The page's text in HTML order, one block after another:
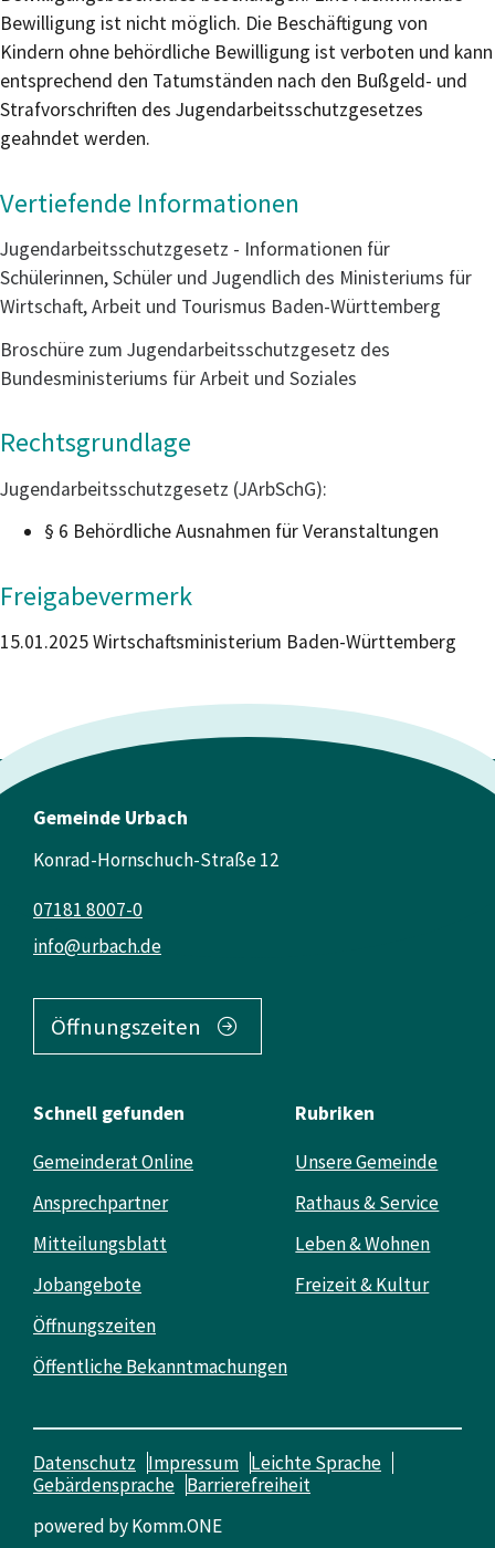
Bewilligung ist nicht möglich. Die Beschäftigung von
Kindern ohne behördliche Bewilligung ist verboten und kann
entsprechend den Tatumständen nach den Bußgeld- und
Strafvorschriften des Jugendarbeitsschutzgesetzes
geahndet werden.
Vertiefende Informationen
Jugendarbeitsschutzgesetz - Informationen für
Schülerinnen, Schüler und Jugendlich des Ministeriums für
Wirtschaft, Arbeit und Tourismus Baden-Württemberg
Broschüre zum Jugendarbeitsschutzgesetz des
Bundesministeriums für Arbeit und Soziales
Rechtsgrundlage
Jugendarbeitsschutzgesetz (JArbSchG):
§ 6 Behördliche Ausnahmen für Veranstaltungen
Freigabevermerk
15.01.2025 Wirtschaftsministerium Baden-Württemberg
Gemeinde Urbach
Konrad-Hornschuch-Straße 12
info@urbach.de
07181 8007-0
Öffnungszeiten
Schnell gefunden
Gemeinderat Online
Ansprechpartner
Mitteilungsblatt
Jobangebote
Öffnungszeiten
Öffentliche Bekanntmachungen
Rubriken
Unsere Gemeinde
Rathaus & Service
Leben & Wohnen
Freizeit & Kultur
Datenschutz Impressum Leichte Sprache
Gebärdensprache Barrierefreiheit
powered byKomm.ONE